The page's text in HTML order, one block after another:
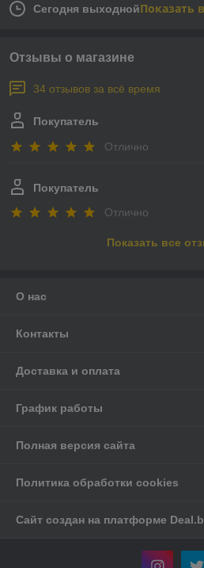
Сегодня выходнойПоказать
Отзывы о магазине
34 отзывов за всё время
Покупатель
Отлично
Покупатель
Отлично
Показать все
О нас
Контакты
Доставка и оплата
График работы
Полная версия сайта
Политика обработки cookies
Сайт создан на платформе